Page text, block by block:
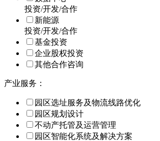
投资/开发/合作
新能源
投资/开发/合作
基金投资
企业股权投资
其他合作咨询
产业服务：
园区选址服务及物流线路优化
园区规划设计
不动产托管及运营管理
园区智能化系统及解决方案